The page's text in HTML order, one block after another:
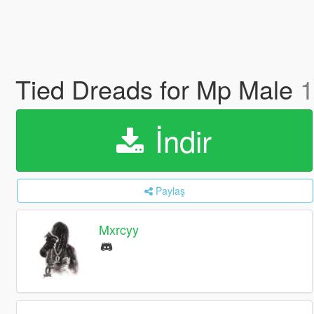
Tied Dreads for Mp Male
İndir
Paylaş
Mxrcyy